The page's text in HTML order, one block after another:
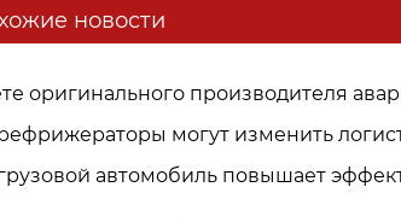
новости
оригинального производителя
машины с краном? Аварийно-
машина Isuzu с краном
за границу.
могут изменить
цепи?
автомобиль повышает